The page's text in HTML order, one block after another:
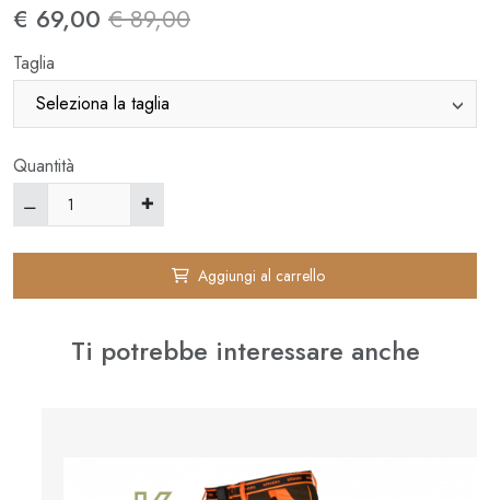
€ 69,00 € 89,00
Taglia
Quantità
✚
Aggiungi al carrello
Ti potrebbe interessare anche